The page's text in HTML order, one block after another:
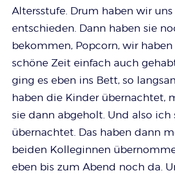
Altersstufe. Drum haben wir
entschieden. Dann haben sie
bekommen, Popcorn, wir
schöne Zeit einfach auch
ging es eben ins Bett, so
haben die Kinder übernachtet,
sie dann abgeholt. Und also ich
übernachtet. Das haben dann
beiden Kolleginnen
eben bis zum Abend noch da.